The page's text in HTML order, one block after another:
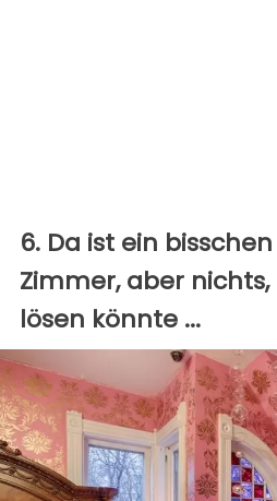
6. Da ist ein
Zimmer, aber
lösen könnte ...